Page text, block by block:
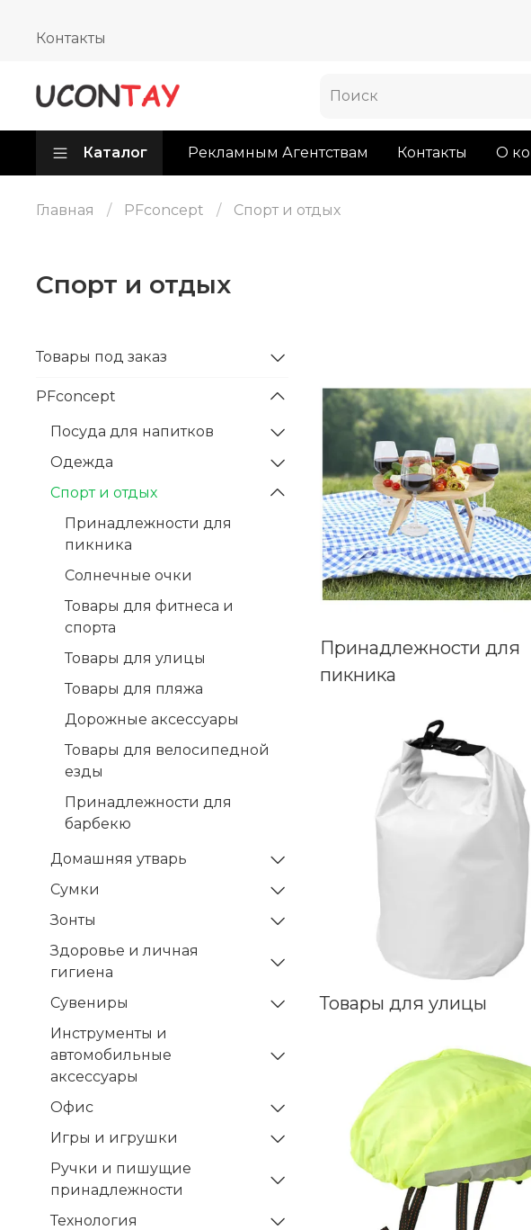
Контакты
Каталог Рекламным Агентствам Контакты О
Главная PFconcept Спорт и отдых
Спорт и отдых
Принадлежности для
пикника
Товары для улицы
Товары под заказ
PFconcept
Посуда для напитков
Одежда
Спорт и отдых
Принадлежности для
пикника
Солнечные очки
Товары для фитнеса и
спорта
Товары для улицы
Товары для пляжа
Дорожные аксессуары
Товары для велосипедной
езды
Принадлежности для
барбекю
Домашняя утварь
Сумки
Зонты
Здоровье и личная
гигиена
Сувениры
Инструменты и
автомобильные
аксессуары
Офис
Игры и игрушки
Ручки и пишущие
принадлежности
Технология